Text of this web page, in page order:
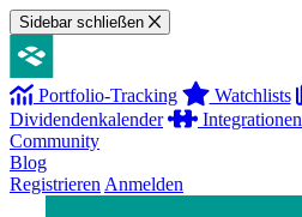
Sidebar schließen
Portfolio-Tracking Watchlists
Dividendenkalender
Integrationen
Community
Blog
Registrieren Anmelden